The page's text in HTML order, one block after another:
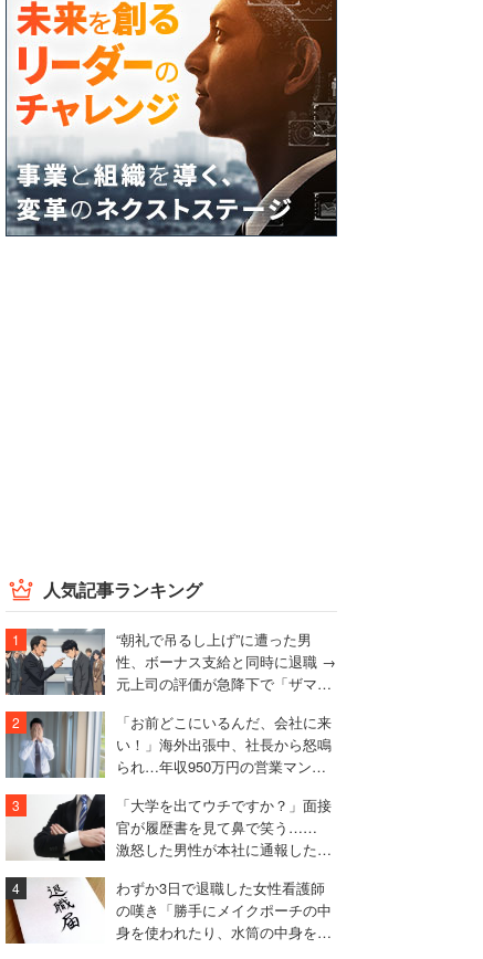
人気記事ランキング
“朝礼で吊るし上げ”に遭った男
性、ボーナス支給と同時に退職 →
元上司の評価が急降下で「ザマア
「お前どこにいるんだ、会社に来
い！」海外出張中、社長から怒鳴
られ…年収950万円の営業マンが
「大学を出てウチですか？」面接
官が履歴書を見て鼻で笑う……
激怒した男性が本社に通報した結
わずか3日で退職した女性看護師
の嘆き「勝手にメイクポーチの中
身を使われたり、水筒の中身を捨